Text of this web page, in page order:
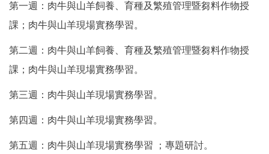
第一週：肉牛與山羊飼養、育種及繁殖管理暨芻料作物授
課；肉牛與山羊現場實務學習。
第二週：肉牛與山羊飼養、育種及繁殖管理暨芻料作物授
課；肉牛與山羊現場實務學習。
第三週：肉牛與山羊現場實務學習。
第四週：肉牛與山羊現場實務學習。
第五週：肉牛與山羊現場實務學習 ；專題研討。